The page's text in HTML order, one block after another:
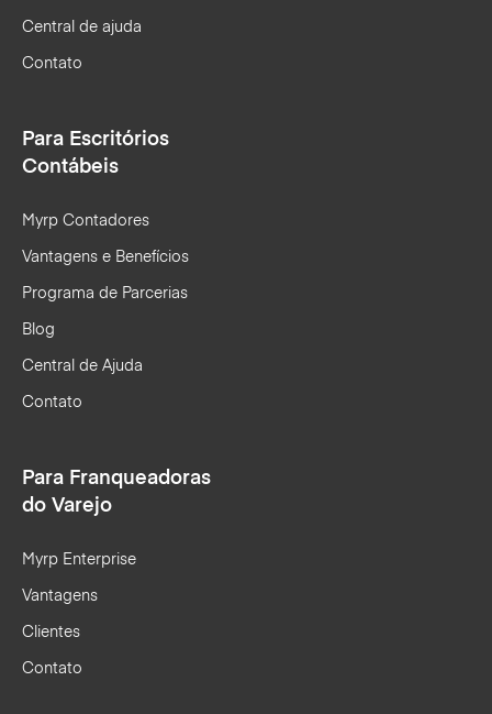
Central de ajuda
Contato
Para Escritórios
Contábeis
Myrp Contadores
Vantagens e Benefícios
Programa de Parcerias
Blog
Central de Ajuda
Contato
Para Franqueadoras
do Varejo
Myrp Enterprise
Vantagens
Clientes
Contato